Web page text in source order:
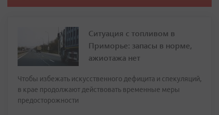
Ситуация с топливом в
Приморье: запасы в норме,
ажиотажа нет
Чтобы избежать искусственного дефицита и спекуляций,
в крае продолжают действовать временные меры
предосторожности